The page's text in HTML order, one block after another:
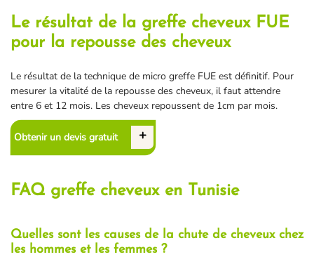
Le résultat de la greffe cheveux FUE
pour la repousse des cheveux
Le résultat de la technique de micro greffe FUE est définitif. Pour
mesurer la vitalité de la repousse des cheveux, il faut attendre
entre 6 et 12 mois. Les cheveux repoussent de 1cm par mois.
Obtenir un devis gratuit
FAQ greffe cheveux en Tunisie
Quelles sont les causes de la chute de cheveux chez
les hommes et les femmes ?